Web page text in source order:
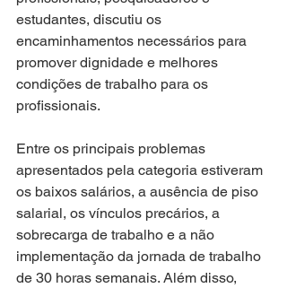
estudantes, discutiu os
encaminhamentos necessários para
promover dignidade e melhores
condições de trabalho para os
profissionais.
Entre os principais problemas
apresentados pela categoria estiveram
os baixos salários, a ausência de piso
salarial, os vínculos precários, a
sobrecarga de trabalho e a não
implementação da jornada de trabalho
de 30 horas semanais. Além disso,